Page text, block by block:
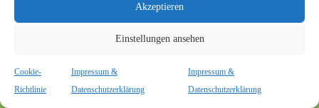
Akzeptieren
Einstellungen ansehen
Cookie-
Richtlinie
Impressum &
Datenschutzerklärung
Impressum &
Datenschutzerklärung